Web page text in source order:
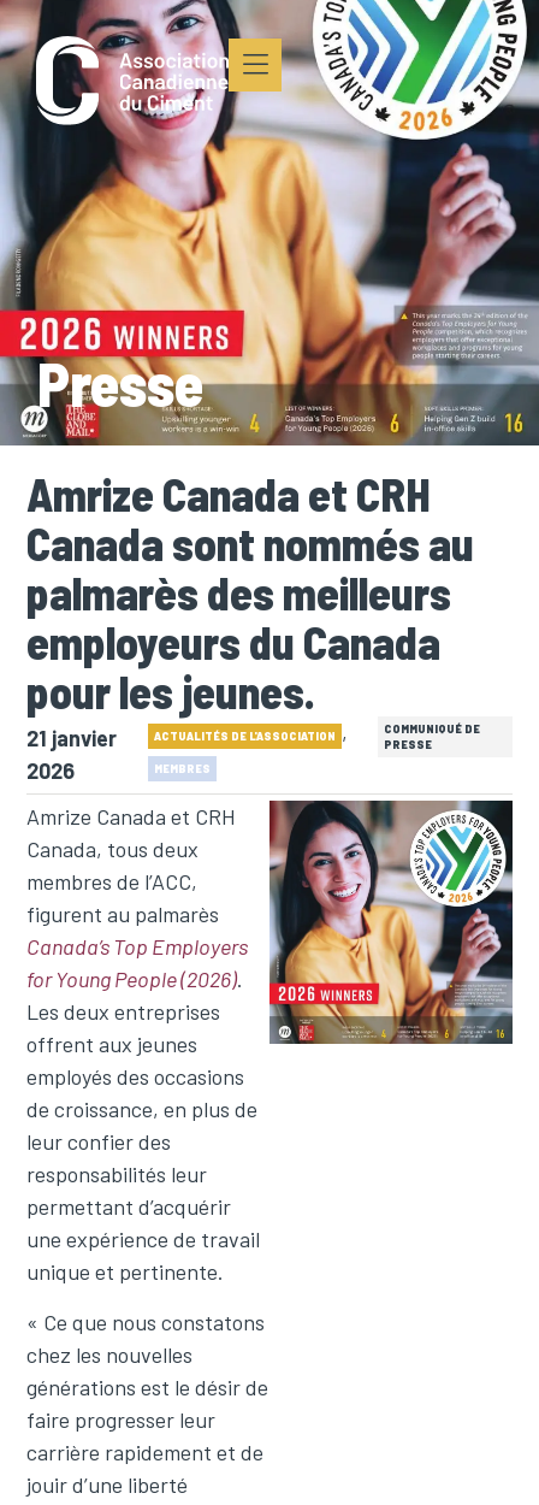
Presse
Amrize Canada et CRH
Canada sont nommés au
palmarès des meilleurs
employeurs du Canada
pour les jeunes.
21 janvier
2026
ACTUALITÉS DE L'ASSOCIATION ,
MEMBRES
COMMUNIQUÉ DE
PRESSE
Amrize Canada et CRH
Canada, tous deux
membres de l’ACC,
figurent au palmarès
Canada’s Top Employers
for Young People (2026).
Les deux entreprises
offrent aux jeunes
employés des occasions
de croissance, en plus de
leur confier des
responsabilités leur
permettant d’acquérir
une expérience de travail
unique et pertinente.
« Ce que nous constatons
chez les nouvelles
générations est le désir de
faire progresser leur
carrière rapidement et de
jouir d’une liberté